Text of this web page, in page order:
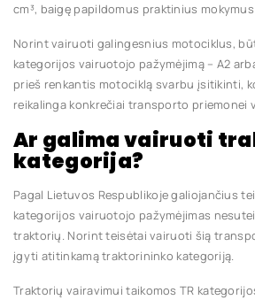
cm³, baigę papildomus praktinius
Norint vairuoti galingesnius motociklus,
kategorijos vairuotojo pažymėjimą – A2
prieš renkantis motociklą svarbu įsitikinti,
reikalinga konkrečiai transporto priemonei
Ar galima vairuoti
kategorija?
Pagal Lietuvos Respublikoje galiojančius
kategorijos vairuotojo pažymėjimas
traktorių. Norint teisėtai vairuoti šią
įgyti atitinkamą traktorininko kategoriją.
Traktorių vairavimui taikomos TR